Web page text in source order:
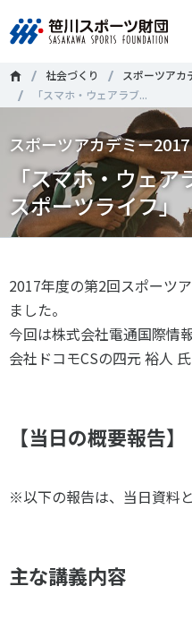
財
研
調
社
国
知
お
＃誰が子どものスポーツをささえ
＃アクティブなまちづくり
＃障害者スポーツ ＃スポー
＃高齢者スポーツ ＃差別と
調
スポーツ白書
子どものスポーツ
スポーツ・ガバナンス
社会づくり スポーツアカ
「スマホ・ウェアラブ...
スポーツアカデミー
「スマホ・ウェ
スポーツライフ」
2017年度の第2回スポーツ
ました。
今回は株式会社電通国際情
会社ドコモCSの四元 裕人
【当日の概要報告】
※以下の報告は、当日資料
主な講義内容